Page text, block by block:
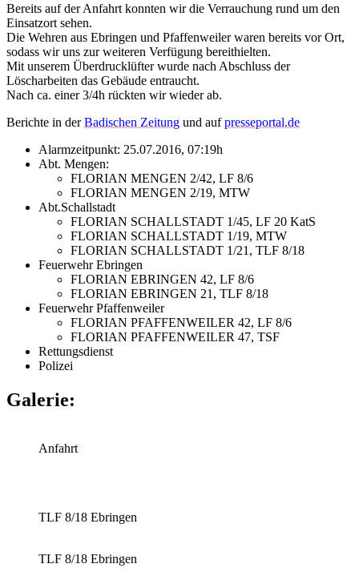
Bereits auf der Anfahrt konnten wir die Verrauchung rund um den
Einsatzort sehen.
Die Wehren aus Ebringen und Pfaffenweiler waren bereits vor Ort,
sodass wir uns zur weiteren Verfügung bereithielten.
Mit unserem Überdrucklüfter wurde nach Abschluss der
Löscharbeiten das Gebäude entraucht.
Nach ca. einer 3/4h rückten wir wieder ab.
Berichte in derBadischen Zeitung und aufpresseportal.de
Alarmzeitpunkt: 25.07.2016, 07:19h
Abt. Mengen:
FLORIAN MENGEN 2/42, LF 8/6
FLORIAN MENGEN 2/19, MTW
Abt.Schallstadt
FLORIAN SCHALLSTADT 1/45, LF 20 KatS
FLORIAN SCHALLSTADT 1/19, MTW
FLORIAN SCHALLSTADT 1/21, TLF 8/18
Feuerwehr Ebringen
FLORIAN EBRINGEN 42, LF 8/6
FLORIAN EBRINGEN 21, TLF 8/18
Feuerwehr Pfaffenweiler
FLORIAN PFAFFENWEILER 42, LF 8/6
FLORIAN PFAFFENWEILER 47, TSF
Rettungsdienst
Polizei
Galerie:
Anfahrt
TLF 8/18 Ebringen
TLF 8/18 Ebringen